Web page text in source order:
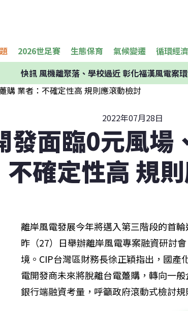
2026世足賽 生態保育 氣候變遷 循環經濟
快訊風機離聚落、學校過近 彰化福漢風電案
2022年07月28日
發面臨0元風場
不確定性高 規
離岸風電發展今年將邁入第三階段的首
昨（27）日舉辦離岸風電專案融資研討
境。CIP台灣區財務長徐正穎指出，國產
電開發商未來將脫離台電躉購，轉向一
銀行端融資考量，呼籲政府滾動式檢討規